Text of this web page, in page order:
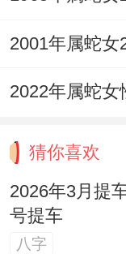
猜你喜欢
2026年3月提
号提车
八字